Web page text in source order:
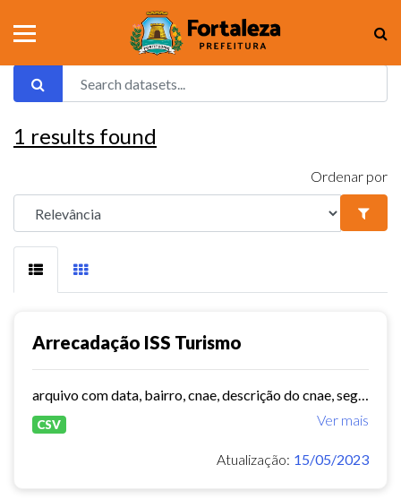
1 results found
Ordenar por
Arrecadação ISS Turismo
Ver mais
CSV
Atualização: 15/05/2023